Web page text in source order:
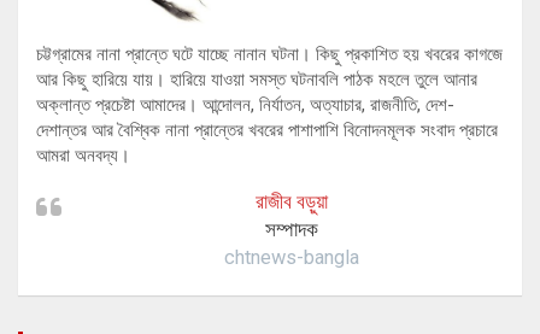
চট্টগ্রামের নানা প্রান্তে ঘটে যাচ্ছে নানান ঘটনা। কিছু প্রকাশিত হয় খবরের কাগজে
আর কিছু হারিয়ে যায়। হারিয়ে যাওয়া সমস্ত ঘটনাবলি পাঠক মহলে তুলে আনার
অক্লান্ত প্রচেষ্টা আমাদের। আন্দোলন, নির্যাতন, অত্যাচার, রাজনীতি, দেশ-
দেশান্তর আর বৈশ্বিক নানা প্রান্তের খবরের পাশাপাশি বিনোদনমূলক সংবাদ প্রচারে
আমরা অনবদ্য।
রাজীব বড়ুয়া
সম্পাদক
chtnews-bangla